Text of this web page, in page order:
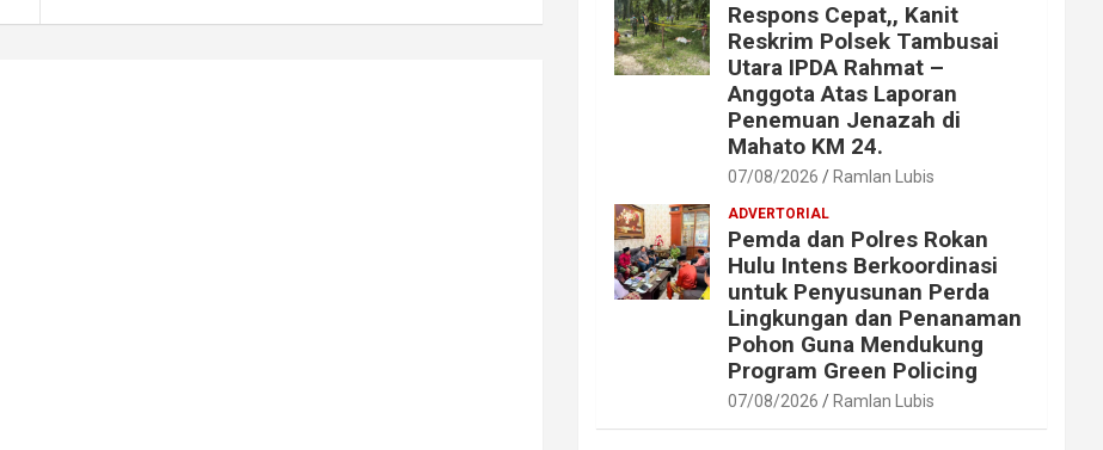
Respons Cepat,, Kanit
Reskrim Polsek Tambusai
Utara IPDA Rahmat –
Anggota Atas Laporan
Penemuan Jenazah di
Mahato KM 24.
07/08/2026 Ramlan Lubis
ADVERTORIAL
Pemda dan Polres Rokan
Hulu Intens Berkoordinasi
untuk Penyusunan Perda
Lingkungan dan Penanaman
Pohon Guna Mendukung
Program Green Policing
07/08/2026 Ramlan Lubis